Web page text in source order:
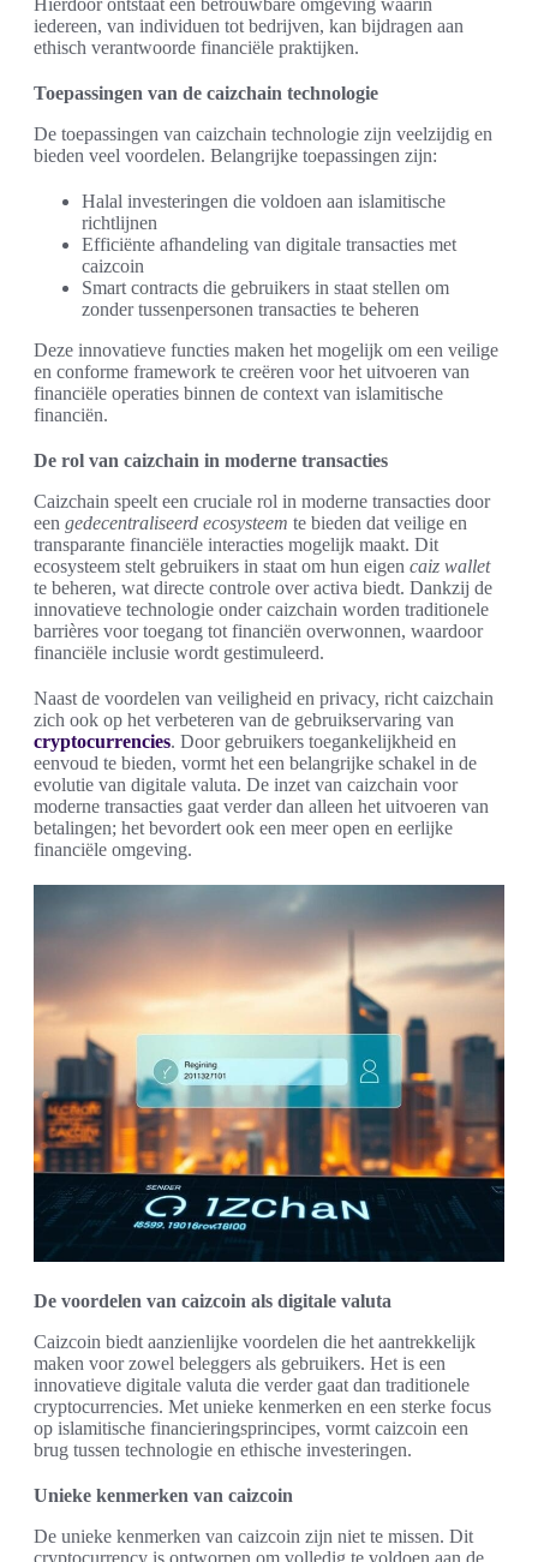
Hierdoor ontstaat een betrouwbare omgeving waarin
iedereen, van individuen tot bedrijven, kan bijdragen aan
ethisch verantwoorde financiële praktijken.
Toepassingen van de caizchain technologie
De toepassingen van caizchain technologie zijn veelzijdig en
bieden veel voordelen. Belangrijke toepassingen zijn:
Halal investeringen die voldoen aan islamitische
richtlijnen
Efficiënte afhandeling van digitale transacties met
caizcoin
Smart contracts die gebruikers in staat stellen om
zonder tussenpersonen transacties te beheren
Deze innovatieve functies maken het mogelijk om een veilige
en conforme framework te creëren voor het uitvoeren van
financiële operaties binnen de context van islamitische
financiën.
De rol van caizchain in moderne transacties
Caizchain speelt een cruciale rol in moderne transacties door
een gedecentraliseerd ecosysteem te bieden dat veilige en
transparante financiële interacties mogelijk maakt. Dit
ecosysteem stelt gebruikers in staat om hun eigen caiz wallet
te beheren, wat directe controle over activa biedt. Dankzij de
innovatieve technologie onder caizchain worden traditionele
barrières voor toegang tot financiën overwonnen, waardoor
financiële inclusie wordt gestimuleerd.
Naast de voordelen van veiligheid en privacy, richt caizchain
zich ook op het verbeteren van de gebruikservaring van
cryptocurrencies. Door gebruikers toegankelijkheid en
eenvoud te bieden, vormt het een belangrijke schakel in de
evolutie van digitale valuta. De inzet van caizchain voor
moderne transacties gaat verder dan alleen het uitvoeren van
betalingen; het bevordert ook een meer open en eerlijke
financiële omgeving.
De voordelen van caizcoin als digitale valuta
Caizcoin biedt aanzienlijke voordelen die het aantrekkelijk
maken voor zowel beleggers als gebruikers. Het is een
innovatieve digitale valuta die verder gaat dan traditionele
cryptocurrencies. Met unieke kenmerken en een sterke focus
op islamitische financieringsprincipes, vormt caizcoin een
brug tussen technologie en ethische investeringen.
Unieke kenmerken van caizcoin
De unieke kenmerken van caizcoin zijn niet te missen. Dit
cryptocurrency is ontworpen om volledig te voldoen aan de